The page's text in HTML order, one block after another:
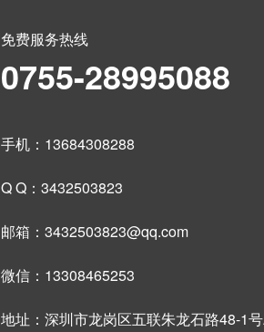
免费服务热线
0755-28995088
手机：13684308288
Q Q：3432503823
邮箱：3432503823@qq.com
微信：13308465253
地址：深圳市龙岗区五联朱龙石路48-1